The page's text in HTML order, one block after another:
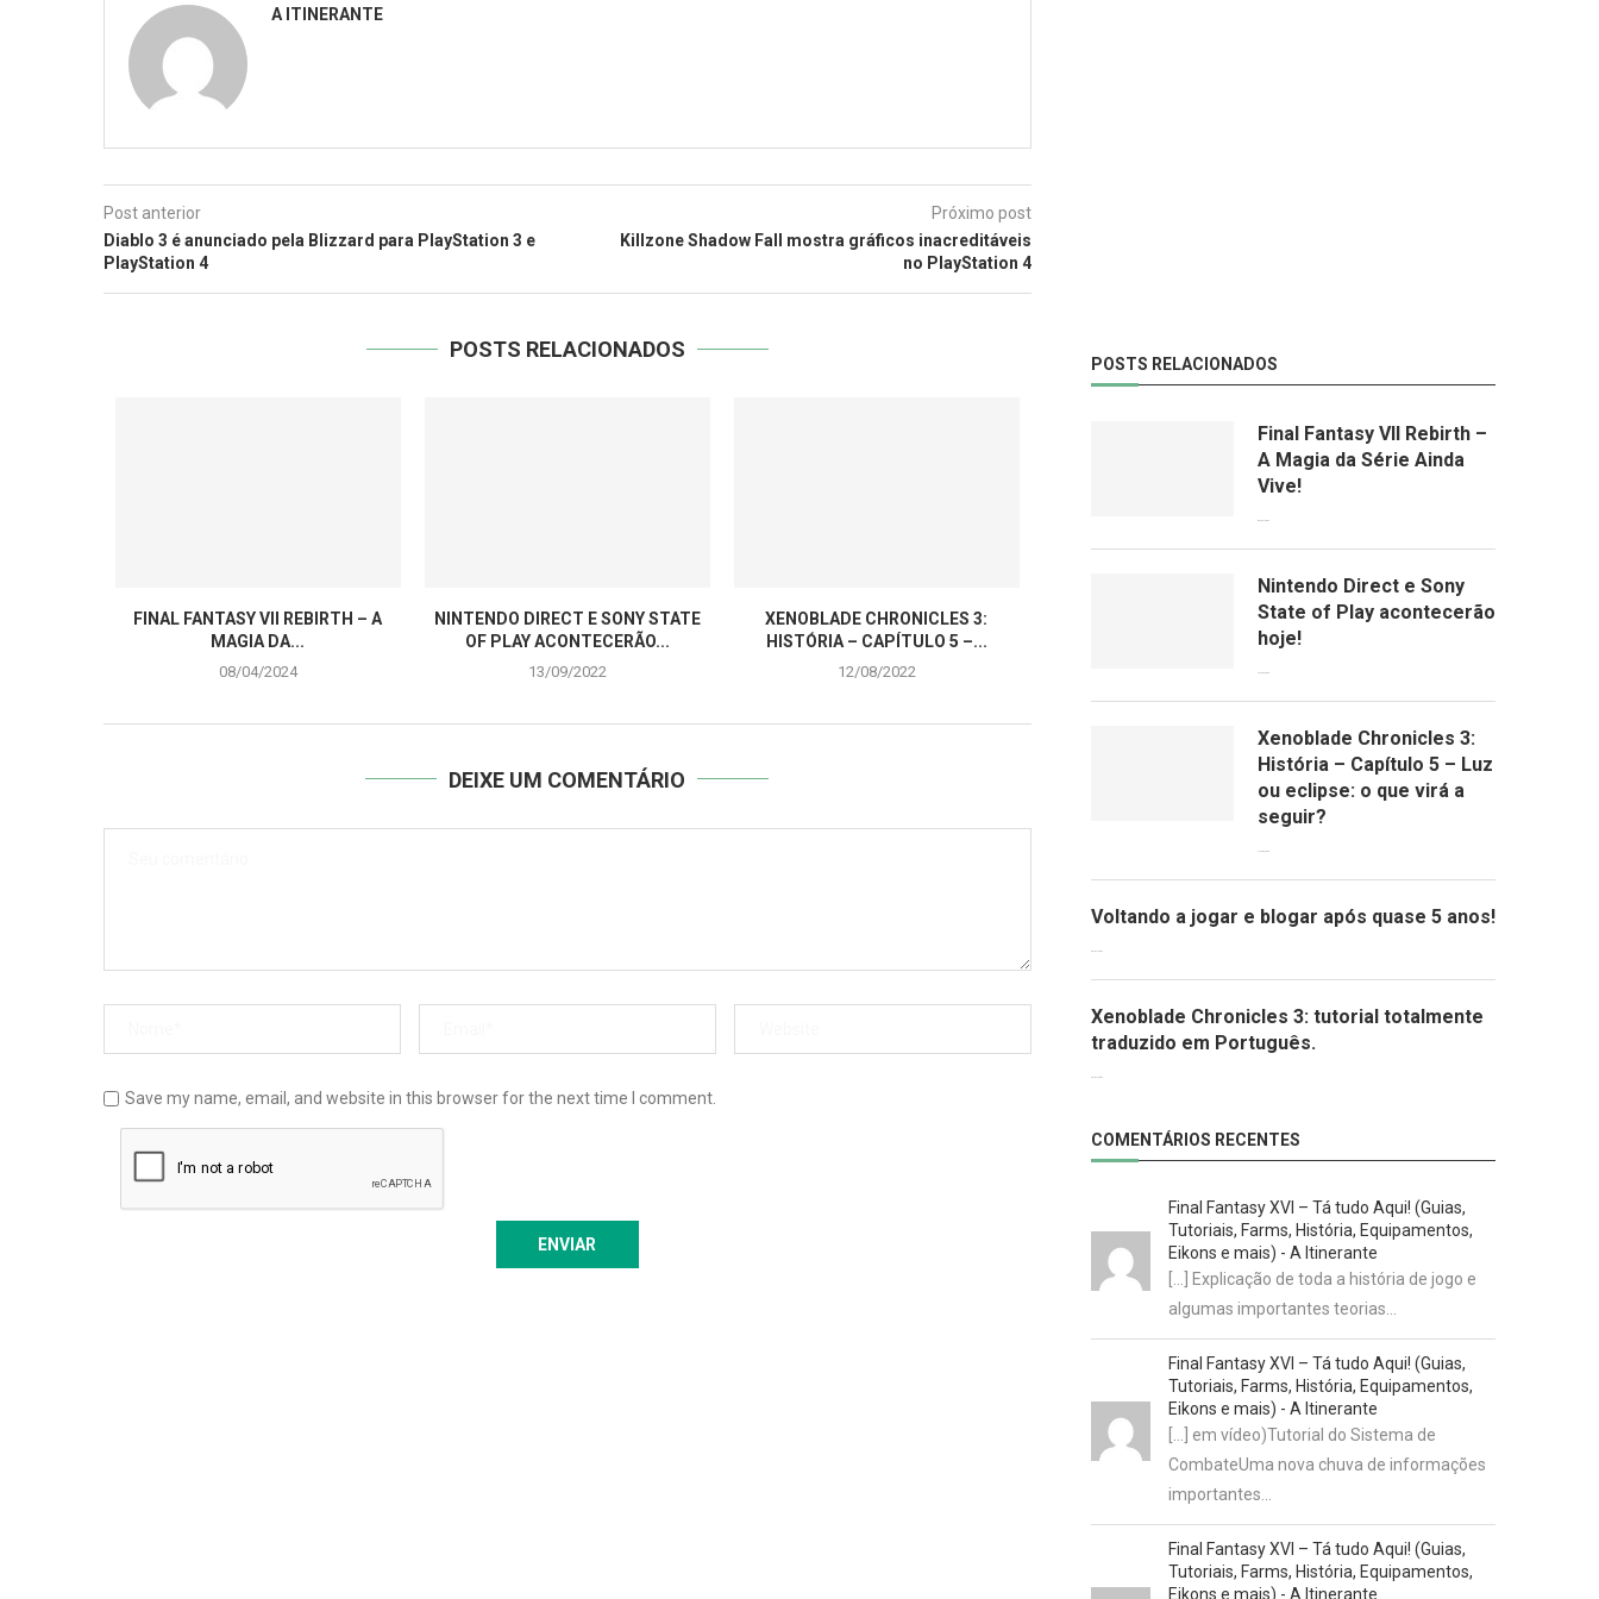
A ITINERANTE
Post anterior
Diablo 3 é anunciado pela Blizzard para PlayStation 3 e
PlayStation 4
Próximo post
Killzone Shadow Fall mostra gráficos inacreditáveis
no PlayStation 4
POSTS RELACIONADOS
FINAL FANTASY VII REBIRTH – A
MAGIA DA...
08/04/2024
NINTENDO DIRECT E SONY STATE
OF PLAY ACONTECERÃO...
13/09/2022
XENOBLADE CHRONICLES 3:
HISTÓRIA – CAPÍTULO 5 –...
12/08/2022
DEIXE UM COMENTÁRIO
Save my name, email, and website in this browser for the next time I comment.
POSTS RELACIONADOS
Final Fantasy VII Rebirth –
A Magia da Série Ainda
Vive!
Nintendo Direct e Sony
State of Play acontecerão
hoje!
Xenoblade Chronicles 3:
História – Capítulo 5 – Luz
ou eclipse: o que virá a
seguir?
Voltando a jogar e blogar após quase 5 anos!
Xenoblade Chronicles 3: tutorial totalmente
traduzido em Português.
COMENTÁRIOS RECENTES
Final Fantasy XVI – Tá tudo Aqui! (Guias,
Tutoriais, Farms, História, Equipamentos,
Eikons e mais) - A Itinerante
[…] Explicação de toda a história de jogo e
algumas importantes teorias…
Final Fantasy XVI – Tá tudo Aqui! (Guias,
Tutoriais, Farms, História, Equipamentos,
Eikons e mais) - A Itinerante
[…] em vídeo)Tutorial do Sistema de
CombateUma nova chuva de informações
importantes…
Final Fantasy XVI – Tá tudo Aqui! (Guias,
Tutoriais, Farms, História, Equipamentos,
Eikons e mais) - A Itinerante